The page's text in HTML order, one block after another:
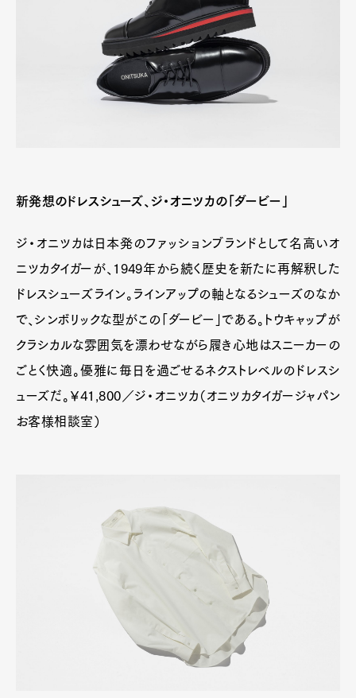
GourmetCars
Lifestyle
Pen Membership
Magazine
Official Columnist
About
Contact
新発想のドレスシューズ、ジ・オニツカの「ダービー」
ジ・オニツカは日本発のファッションブランドとして名高いオ
ニツカタイガーが、1949年から続く歴史を新たに再解釈した
ドレスシューズライン。ラインアップの軸となるシューズのなか
で、シンボリックな型がこの「ダービー」である。トウキャップが
クラシカルな雰囲気を漂わせながら履き心地はスニーカーの
ごとく快適。優雅に毎日を過ごせるネクストレベルのドレスシ
ューズだ。￥41,800／ジ・オニツカ（オニツカタイガージャパン
お客様相談室）